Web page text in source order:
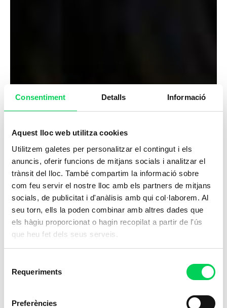
Consentiment Detalls Informació
Aquest lloc web utilitza cookies
Utilitzem galetes per personalitzar el contingut i els
anuncis, oferir funcions de mitjans socials i analitzar el
trànsit del lloc. També compartim la informació sobre
com feu servir el nostre lloc amb els partners de mitjans
socials, de publicitat i d'anàlisis amb qui col·laborem. Al
seu torn, ells la poden combinar amb altres dades que
els hàgiu proporcionat o hagin recopilat a partir de l'ús
que heu fet dels seus serveis.
Requeriments
Preferències